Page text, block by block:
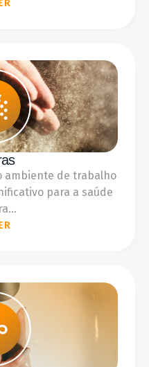
ambiente de trabalho
para a saúde